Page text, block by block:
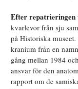
Efter
kvarlevor från sju
på Historiska
kranium från en
gång mellan 1984
ansvar för den
rapport om de